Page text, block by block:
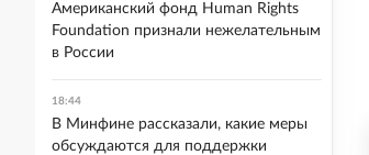
Американский фонд Human Rights
Foundation признали нежелательным
в России
18:44
В Минфине рассказали, какие меры
обсуждаются для поддержки